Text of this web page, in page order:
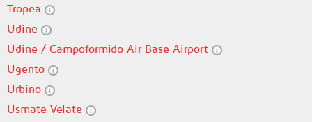
Tropea
Udine
Udine / Campoformido Air Base Airport
Ugento
Urbino
Usmate Velate